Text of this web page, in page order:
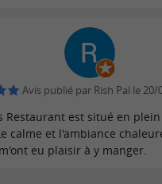
Avis publié par Rish Pal le 20/
Restaurant est situé en
calme et l'ambiance
eu plaisir à y manger.